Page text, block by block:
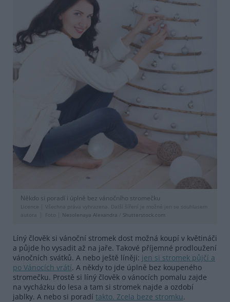
Někdo si poradí i úplně bez vánočního stromečku
Licence |
Všechna práva vyhrazena. Další šíření je možné jen se souhlasem
autora
Foto | Nesolenaya Alexandra Shutterstock.com
Líný člověk si vánoční stromek dost možná koupí v květináči
a půjde ho vysadit až na jaře. Takové příjemné prodloužení
vánočních svátků. A nebo ještě líněji: jen si stromek půjčí a
po Vánocích vrátí. A někdy to jde úplně bez koupeného
stromečku. Prostě si líný člověk o vánocích pomalu zajde
na vycházku do lesa a tam si stromek najde a ozdobí
jablky. A nebo si poradí takto. Zcela beze stromku.